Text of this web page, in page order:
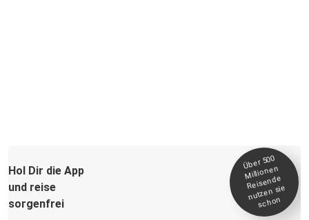
Hol Dir die App
und reise
sorgenfrei
Über 500
Millionen
Reisende
nutzen sie
schon